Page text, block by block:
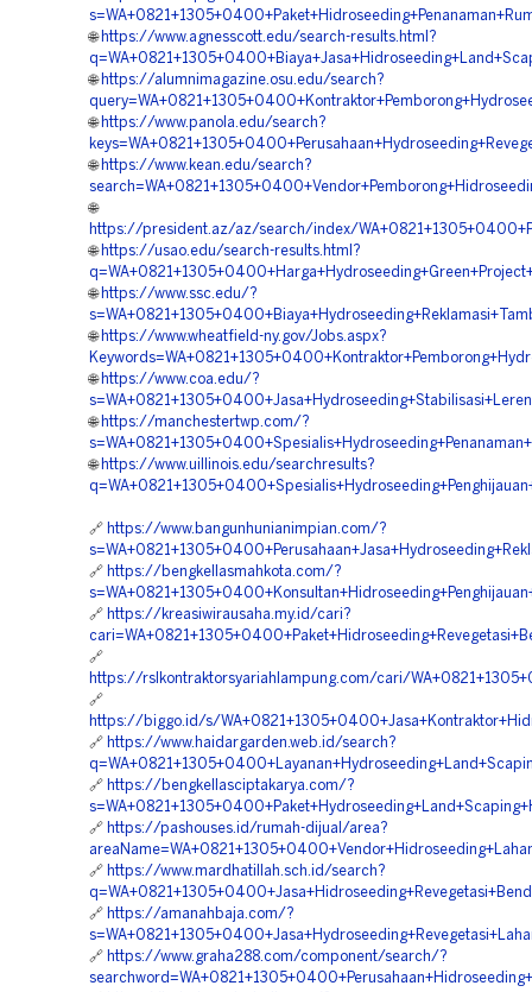
🌐 https://www.agnesscott.edu/search-results.html?
🌐 https://alumnimagazine.osu.edu/search?
🌐 https://www.panola.edu/search?
🌐 https://www.kean.edu/search?
🌐
https://president.az/az/search/index/
🌐 https://usao.edu/search-results.html?
🌐 https://www.ssc.edu/?
🌐 https://www.wheatfield-ny.gov/Jobs.aspx?
🌐 https://www.coa.edu/?
🌐 https://manchestertwp.com/?
🌐 https://www.uillinois.edu/searchresults?
🔗 https://www.bangunhunianimpian.com/?
🔗 https://bengkellasmahkota.com/?
🔗 https://kreasiwirausaha.my.id/cari?
🔗
https://rslkontraktorsyariahlampung.com/cari/
🔗
https://biggo.id/s/
🔗 https://www.haidargarden.web.id/search?
🔗 https://bengkellasciptakarya.com/?
🔗 https://pashouses.id/rumah-dijual/area?
🔗 https://www.mardhatillah.sch.id/search?
🔗 https://amanahbaja.com/?
🔗 https://www.graha288.com/component/search/?